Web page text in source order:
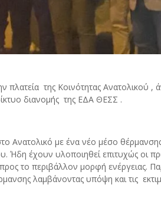
της Κοινότητας Ανατολικού
διανομής της ΕΔΑ ΘΕΣΣ .
Ανατολικό με ένα νέο μέσο
Ήδη έχουν υλοποιηθεί επιτυχώς οι
το περιβάλλον μορφή ενέργειας.
λαμβάνοντας υπόψη και τις